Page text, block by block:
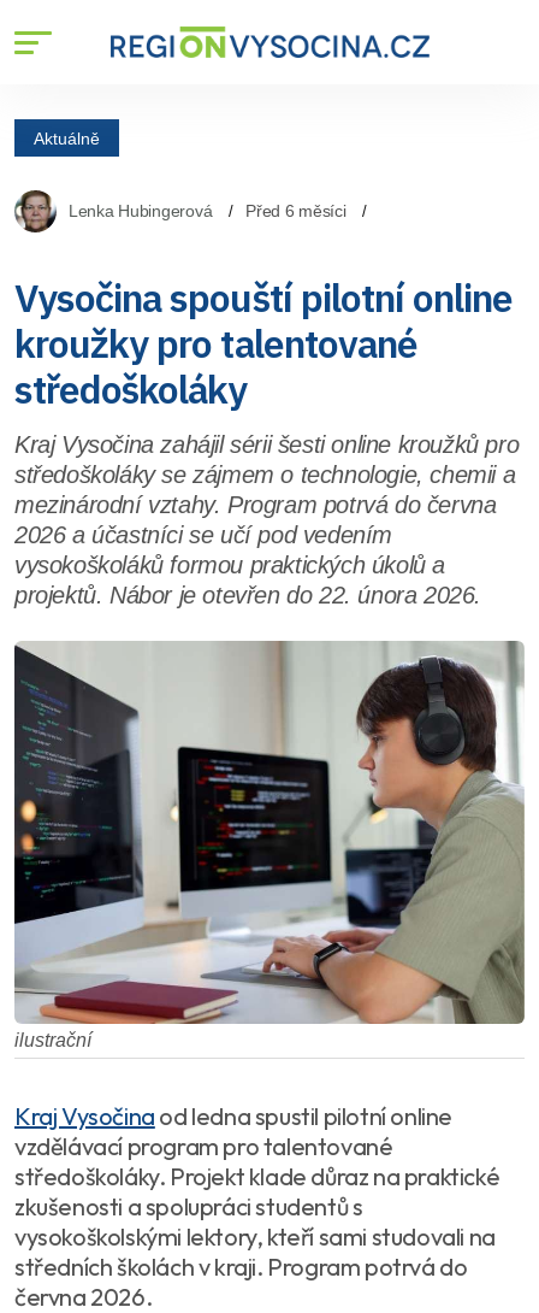
Aktuálně
Lenka Hubingerová Před 6 měsíci
Vysočina spouští pilotní online
kroužky pro talentované
středoškoláky
Kraj Vysočina zahájil sérii šesti online kroužků pro
středoškoláky se zájmem o technologie, chemii a
mezinárodní vztahy. Program potrvá do června
2026 a účastníci se učí pod vedením
vysokoškoláků formou praktických úkolů a
projektů. Nábor je otevřen do 22. února 2026.
ilustrační
Kraj Vysočina od ledna spustil pilotní online
vzdělávací program pro talentované
středoškoláky. Projekt klade důraz na praktické
zkušenosti a spolupráci studentů s
vysokoškolskými lektory, kteří sami studovali na
středních školách v kraji. Program potrvá do
června 2026.